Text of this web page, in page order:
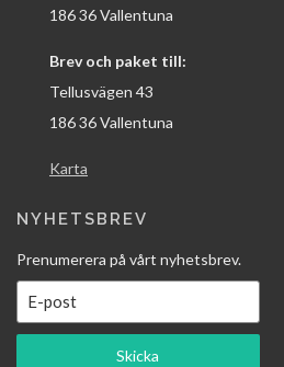
186 36 Vallentuna
Brev och paket till:
Tellusvägen 43
186 36 Vallentuna
Karta
NYHETSBREV
Prenumerera på vårt nyhetsbrev.
Skicka